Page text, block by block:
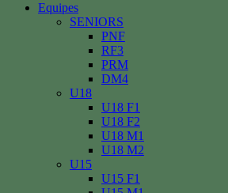
Equipes
SENIORS
PNF
RF3
PRM
DM4
U18
U18 F1
U18 F2
U18 M1
U18 M2
U15
U15 F1